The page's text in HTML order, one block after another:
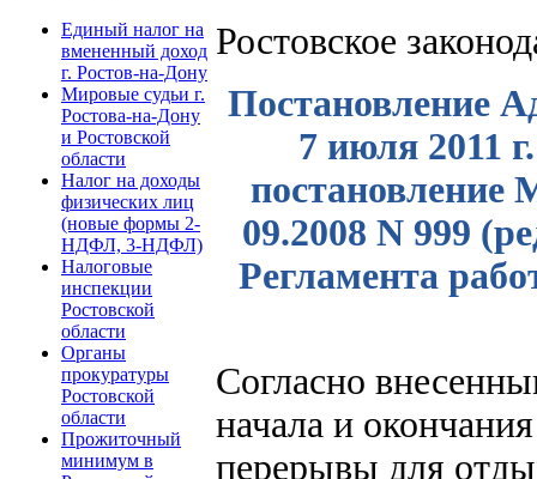
Единый налог на
вмененный доход
г. Ростов-на-Дону
Мировые судьи г.
Ростова-на-Дону
и Ростовской
области
Налог на доходы
физических лиц
(новые формы 2-
НДФЛ, 3-НДФЛ)
Налоговые
инспекции
Ростовской
области
Органы
прокуратуры
Ростовской
области
Прожиточный
минимум в
Ростовское
Постановление
7 июля 2011
постановление
09.2008 N 999
Регламента
Согласно
начала и
перерывы для